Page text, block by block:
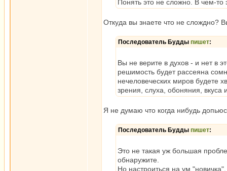
Понять это не сложно. В чем-то
Откуда вы знаете что не слождно?
Последователь Будды пишет:
Вы не верите в духов - и нет в
решимость будет рассеяна
нечеловеческих миров будете
зрения, слуха, обоняния,
Я не думаю что когда нибудь
Последователь Будды пишет:
Это не такая уж большая
обнаружите.
Но настроиться на ум